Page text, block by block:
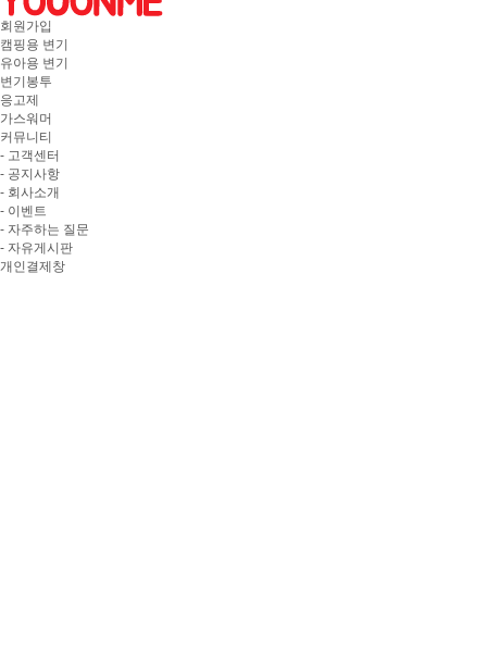
회원가입
캠핑용 변기
유아용 변기
변기봉투
응고제
가스워머
커뮤니티
- 고객센터
- 공지사항
- 회사소개
- 이벤트
- 자주하는 질문
- 자유게시판
개인결제창